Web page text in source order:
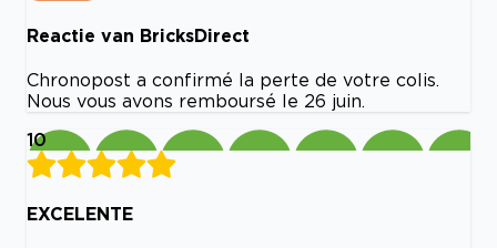
Reactie van BricksDirect
Chronopost a confirmé la perte de votre colis.
Nous vous avons remboursé le 26 juin.
10
EXCELENTE